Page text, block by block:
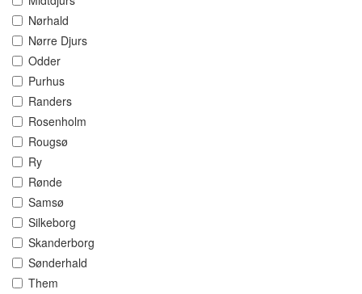
Nørhald
Nørre Djurs
Odder
Purhus
Randers
Rosenholm
Rougsø
Ry
Rønde
Samsø
Silkeborg
Skanderborg
Sønderhald
Them